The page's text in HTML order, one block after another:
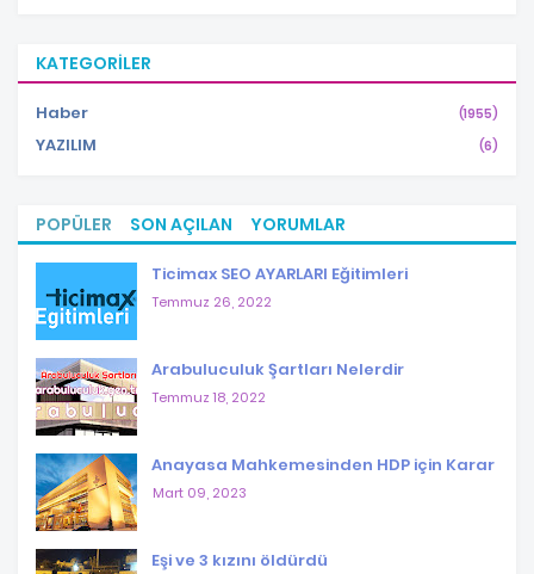
KATEGORILER
Haber (1955)
YAZILIM (6)
POPÜLER SON AÇILAN YORUMLAR
Ticimax SEO AYARLARI Eğitimleri
Temmuz 26, 2022
Arabuluculuk Şartları Nelerdir
Temmuz 18, 2022
Anayasa Mahkemesinden HDP için Karar
Mart 09, 2023
Eşi ve 3 kızını öldürdü